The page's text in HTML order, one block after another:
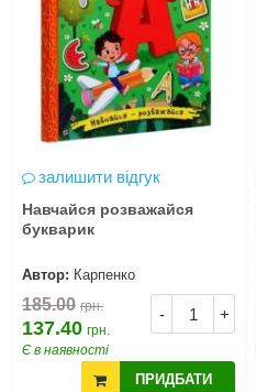
залишити відгук
Навчайся розважайся
букварик
Автор: Карпенко
- +
185.00 грн.
137.40 грн.
Є в наявності
ПРИДБАТИ